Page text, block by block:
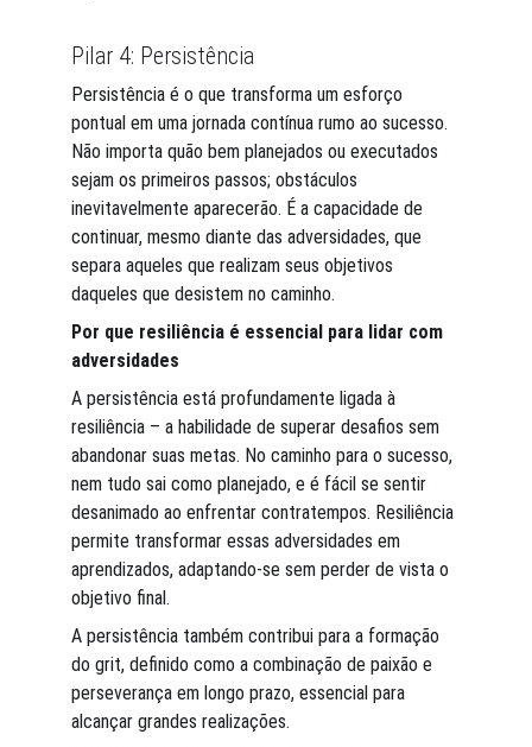
Pilar 4: Persistência
Persistência é o que transforma um esforço
pontual em uma jornada contínua rumo ao sucesso.
Não importa quão bem planejados ou executados
sejam os primeiros passos; obstáculos
inevitavelmente aparecerão. É a capacidade de
continuar, mesmo diante das adversidades, que
separa aqueles que realizam seus objetivos
daqueles que desistem no caminho.
Por que resiliência é essencial para lidar com
adversidades
A persistência está profundamente ligada à
resiliência – a habilidade de superar desafios sem
abandonar suas metas. No caminho para o sucesso,
nem tudo sai como planejado, e é fácil se sentir
desanimado ao enfrentar contratempos. Resiliência
permite transformar essas adversidades em
aprendizados, adaptando-se sem perder de vista o
objetivo final.
A persistência também contribui para a formação
do grit, definido como a combinação de paixão e
perseverança em longo prazo, essencial para
alcançar grandes realizações.